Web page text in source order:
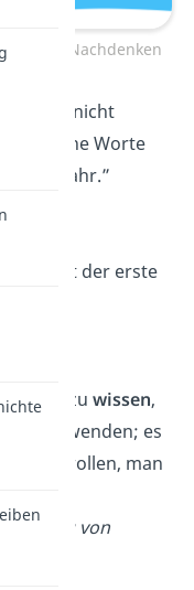
zum Nachdenken
sind nicht
Schöne Worte
wahr.”
ist der erste
genug zu wissen,
anwenden; es
zu wollen, man
von